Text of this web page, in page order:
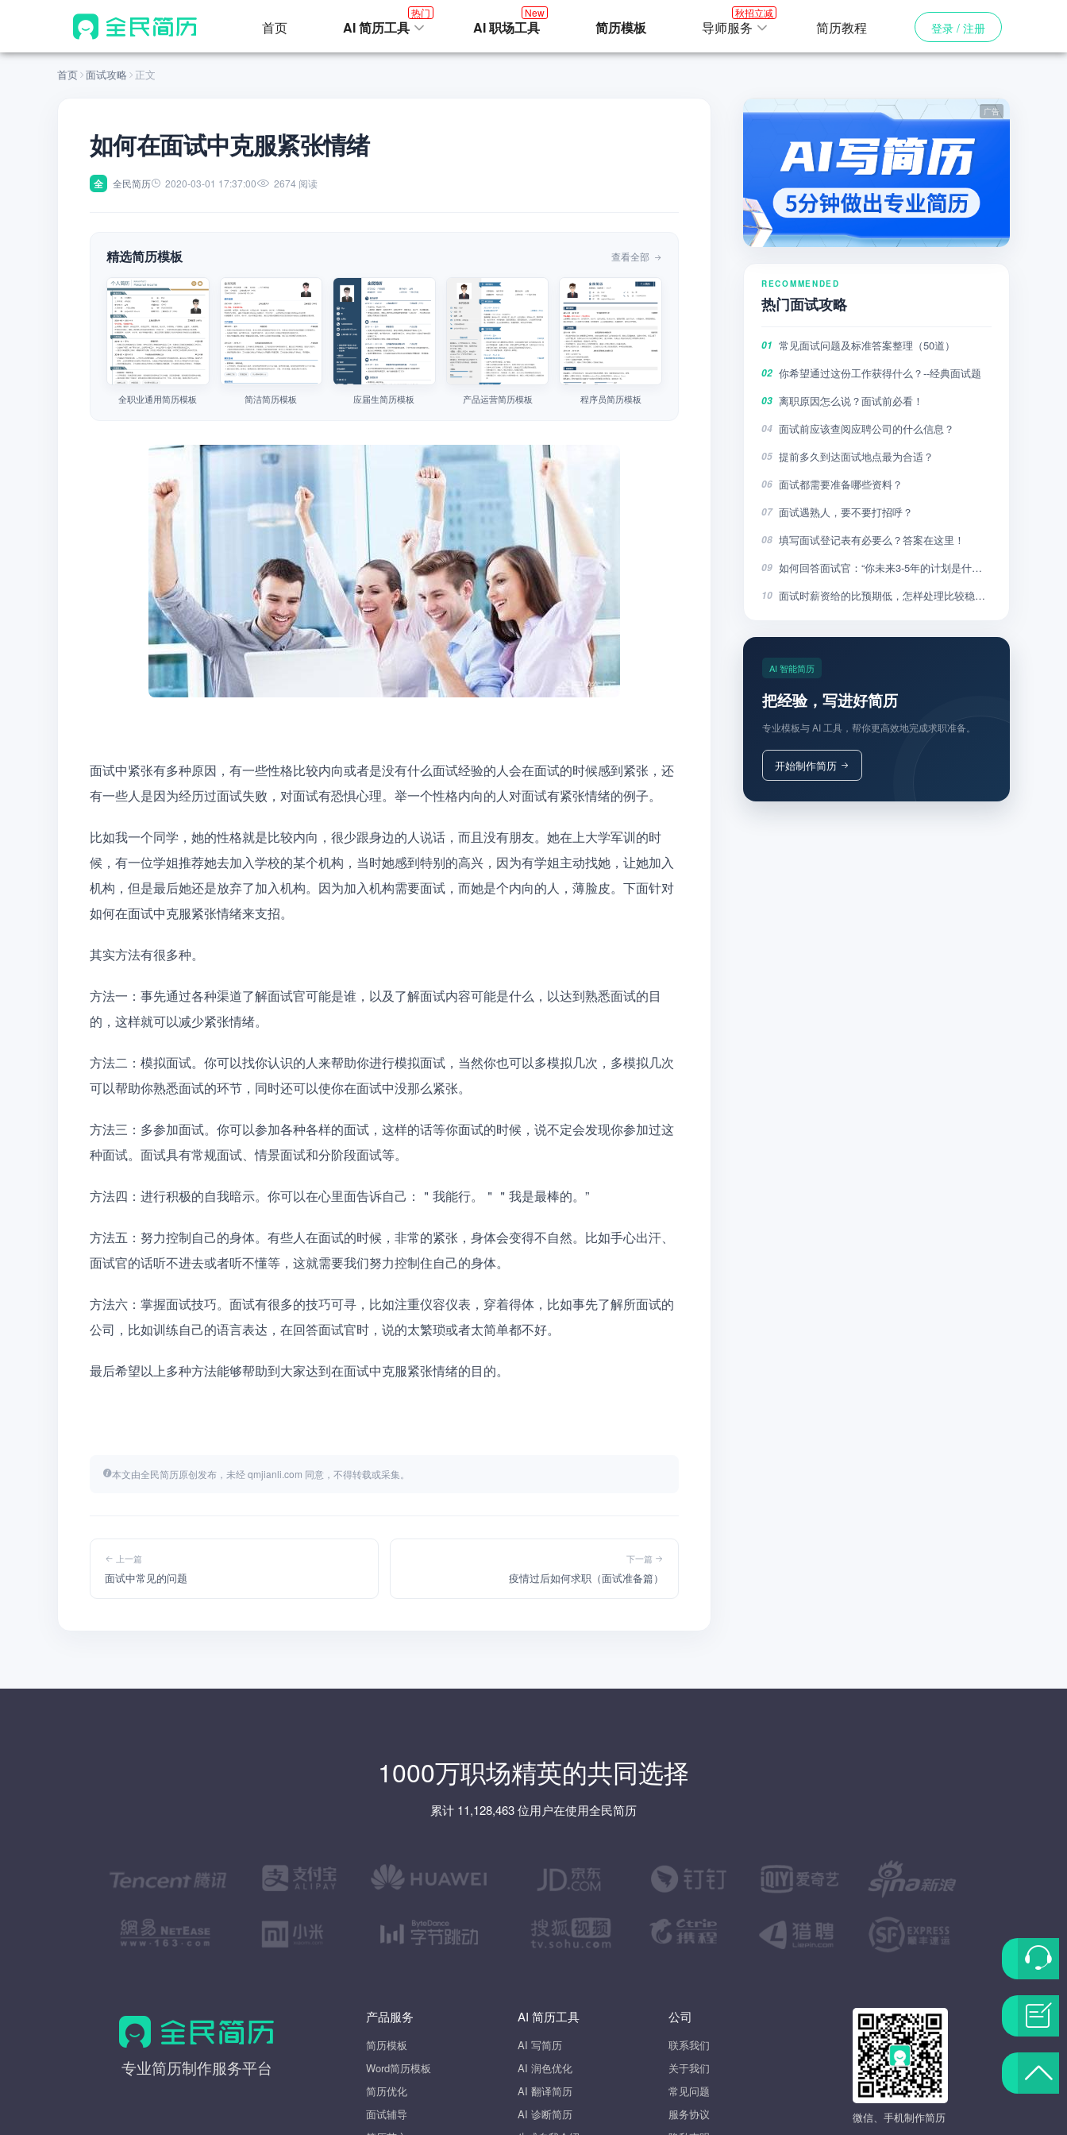
首页 AI 简历工具
热门
AI 职场工具
New
简历模板 导师服务
秋招立减
简历教程 登录 / 注册
首页 面试攻略 正文
如何在面试中克服紧张情绪
全 全民简历 2020-03-01 17:37:00 2674 阅读
精选简历模板 查看全部
全职业通用简历模板 简洁简历模板 应届生简历模板 产品运营简历模板 程序员简历模板
面试中紧张有多种原因，有一些性格比较内向或者是没有什么面试经验的人会在面试的时候感到紧张，还
有一些人是因为经历过面试失败，对面试有恐惧心理。举一个性格内向的人对面试有紧张情绪的例子。
比如我一个同学，她的性格就是比较内向，很少跟身边的人说话，而且没有朋友。她在上大学军训的时
候，有一位学姐推荐她去加入学校的某个机构，当时她感到特别的高兴，因为有学姐主动找她，让她加入
机构，但是最后她还是放弃了加入机构。因为加入机构需要面试，而她是个内向的人，薄脸皮。下面针对
如何在面试中克服紧张情绪来支招。
其实方法有很多种。
方法一：事先通过各种渠道了解面试官可能是谁，以及了解面试内容可能是什么，以达到熟悉面试的目
的，这样就可以减少紧张情绪。
方法二：模拟面试。你可以找你认识的人来帮助你进行模拟面试，当然你也可以多模拟几次，多模拟几次
可以帮助你熟悉面试的环节，同时还可以使你在面试中没那么紧张。
方法三：多参加面试。你可以参加各种各样的面试，这样的话等你面试的时候，说不定会发现你参加过这
种面试。面试具有常规面试、情景面试和分阶段面试等。
方法四：进行积极的自我暗示。你可以在心里面告诉自己：＂我能行。＂＂我是最棒的。”
方法五：努力控制自己的身体。有些人在面试的时候，非常的紧张，身体会变得不自然。比如手心出汗、
面试官的话听不进去或者听不懂等，这就需要我们努力控制住自己的身体。
方法六：掌握面试技巧。面试有很多的技巧可寻，比如注重仪容仪表，穿着得体，比如事先了解所面试的
公司，比如训练自己的语言表达，在回答面试官时，说的太繁琐或者太简单都不好。
最后希望以上多种方法能够帮助到大家达到在面试中克服紧张情绪的目的。
本文由全民简历原创发布，未经 qmjianli.com 同意，不得转载或采集。
上一篇
面试中常见的问题
下一篇
疫情过后如何求职（面试准备篇）
RECOMMENDED
热门面试攻略
01 常见面试问题及标准答案整理（50道）
02 你希望通过这份工作获得什么？--经典面试题
03 离职原因怎么说？面试前必看！
04 面试前应该查阅应聘公司的什么信息？
05 提前多久到达面试地点最为合适？
06 面试都需要准备哪些资料？
07 面试遇熟人，要不要打招呼？
08 填写面试登记表有必要么？答案在这里！
09 如何回答面试官：“你未来3-5年的计划是什么”？
10 面试时薪资给的比预期低，怎样处理比较稳妥？
AI 智能简历
把经验，写进好简历
专业模板与 AI 工具，帮你更高效地完成求职准备。
开始制作简历
1000万职场精英的共同选择
累计 11,128,463 位用户在使用全民简历
全
专业简历制作服务平台
产品服务
简历模板
Word简历模板
简历优化
面试辅导
AI 简历工具
AI 写简历
AI 润色优化
AI 翻译简历
AI 诊断简历
公司
联系我们
关于我们
常见问题
服务协议
微信、手机制作简历
联
系
客
服
题
反
返